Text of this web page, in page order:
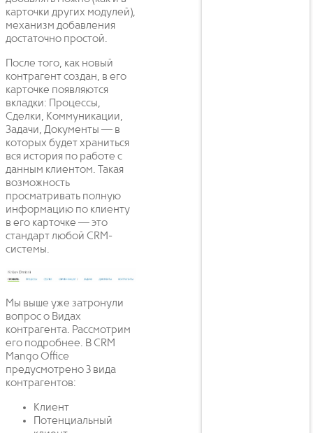
карточки других модулей),
механизм добавления
достаточно простой.
После того, как новый
контрагент создан, в его
карточке появляются
вкладки: Процессы,
Сделки, Коммуникации,
Задачи, Документы — в
которых будет храниться
вся история по работе с
данным клиентом. Такая
возможность
просматривать полную
информацию по клиенту
в его карточке — это
стандарт любой CRM-
системы.
Мы выше уже затронули
вопрос о Видах
контрагента. Рассмотрим
его подробнее. В CRM
Mango Office
предусмотрено 3 вида
контрагентов:
Клиент
Потенциальный